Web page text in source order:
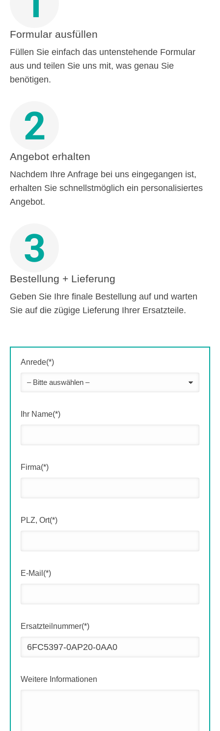
Formular ausfüllen
Füllen Sie einfach das untenstehende Formular
aus und teilen Sie uns mit, was genau Sie
benötigen.
2
Angebot erhalten
Nachdem Ihre Anfrage bei uns eingegangen ist,
erhalten Sie schnellstmöglich ein personalisiertes
Angebot.
3
Bestellung + Lieferung
Geben Sie Ihre finale Bestellung auf und warten
Sie auf die zügige Lieferung Ihrer Ersatzteile.
Anrede(*)
Ihr Name(*)
Firma(*)
PLZ, Ort(*)
E-Mail(*)
Ersatzteilnummer(*)
Weitere Informationen